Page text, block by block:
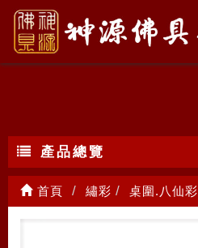
桌圍.八仙彩
產品總覽
首頁 繡彩 桌圍.八仙彩